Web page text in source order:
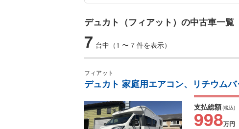
デュカト（フィアット）の中古車一覧
7 台中（1 〜 7 件を表示）
フィアット
デュカト 家庭用エアコン、リチウム
支払総額(税込)
998万円